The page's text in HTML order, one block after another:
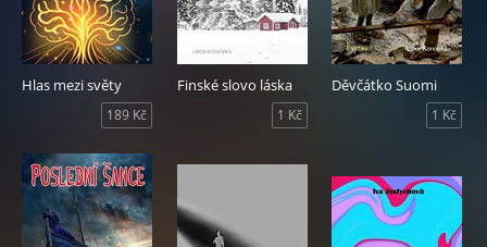
Hlas mezi světy
189 Kč
Finské slovo láska
1 Kč
Děvčátko Suomi
1 Kč